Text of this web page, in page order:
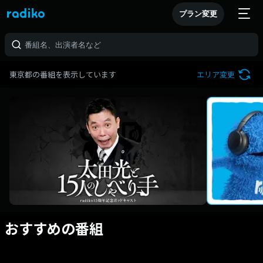
プラン変更
東京都の番組を表示しています エリア変更
おすすめの番組